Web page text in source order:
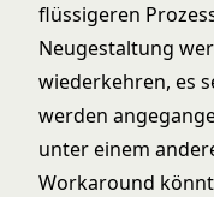
flüssigeren
Neugestaltung
wiederkehren, es
werden
unter einem
Workaround